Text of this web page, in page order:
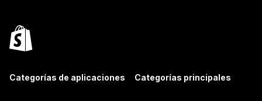
Categorías de aplicaciones Categorías principales